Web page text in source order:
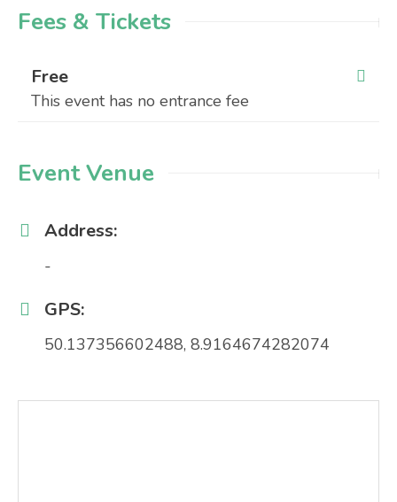
Fees & Tickets
Free
This event has no entrance fee
Event Venue
Address:
-
GPS:
50.137356602488, 8.9164674282074